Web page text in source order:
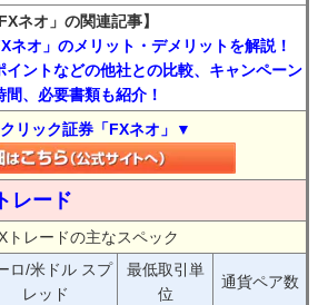
ネオ」の関連記事】
ネオ」のメリット・デメリットを解説！
イントなどの他社との比較、キャンペーン
、必要書類も紹介！
リック証券「FXネオ」▼
レード
トレードの主なスペック
ロ/米ドル スプ
レッド
最低取引単
位
通貨ペア数